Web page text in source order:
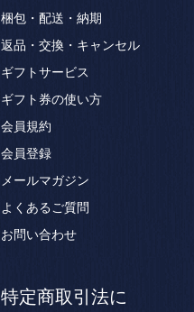
梱包・配送・納期
返品・交換・キャンセル
ギフトサービス
ギフト券の使い方
会員規約
会員登録
メールマガジン
よくあるご質問
お問い合わせ
特定商取引法に